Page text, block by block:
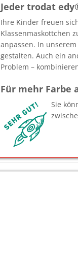
Jeder trodat
Ihre Kinder freuen
Klassenmaskottchen
anpassen. In
gestalten. Auch ein
Problem –
Für mehr Farbe
Sie